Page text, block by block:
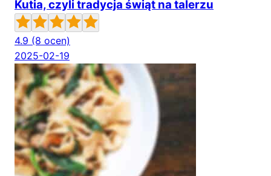
Kutia, czyli tradycja świąt na talerzu
4.9 (8 ocen)
2025-02-19